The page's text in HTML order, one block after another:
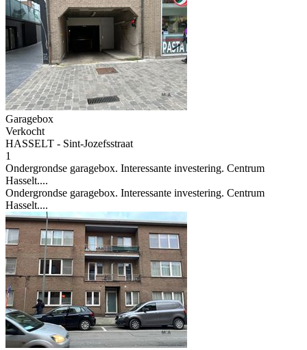
Garagebox
Verkocht
HASSELT - Sint-Jozefsstraat
1
Ondergrondse garagebox. Interessante investering. Centrum
Hasselt....
Ondergrondse garagebox. Interessante investering. Centrum
Hasselt....